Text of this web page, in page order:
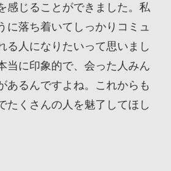
感じることができました。私
に落ち着いてしっかりコミュ
る人になりたいって思いまし
当に印象的で、会った人みん
あるんですよね。これからも
たくさんの人を魅了してほし